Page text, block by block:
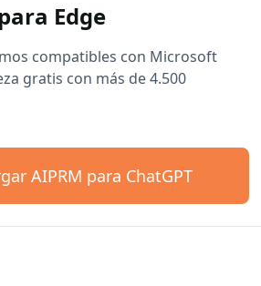
Edge
compatibles con Microsoft
gratis con más de 4.500
AIPRM para ChatGPT